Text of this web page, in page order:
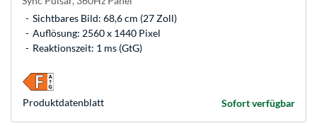
Sichtbares Bild: 68,6 cm (27 Zoll)
Auflösung: 2560 x 1440 Pixel
Reaktionszeit: 1 ms (GtG)
Sofort verfügbar
Produkt­datenblatt